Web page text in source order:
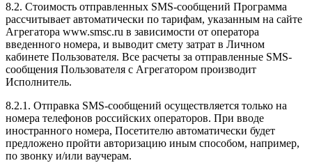
8.2. Стоимость отправленных SMS-сообщений Программа
рассчитывает автоматически по тарифам, указанным на сайте
Агрегатора www.smsc.ru в зависимости от оператора
введенного номера, и выводит смету затрат в Личном
кабинете Пользователя. Все расчеты за отправленные SMS-
сообщения Пользователя с Агрегатором производит
Исполнитель.
8.2.1. Отправка SMS-сообщений осуществляется только на
номера телефонов российских операторов. При вводе
иностранного номера, Посетителю автоматически будет
предложено пройти авторизацию иным способом, например,
по звонку и/или ваучерам.